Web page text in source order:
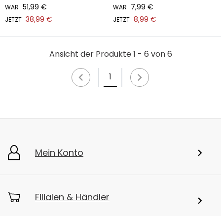
WAR 51,99 €
JETZT 38,99 €
WAR 7,99 €
JETZT 8,99 €
Ansicht der Produkte 1 - 6 von 6
1
Mein Konto
Filialen & Händler